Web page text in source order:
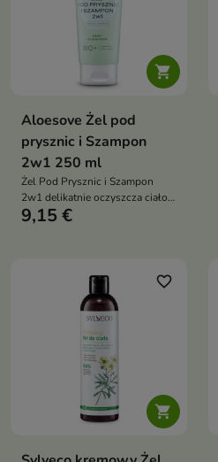

Aloesove Żel pod
prysznic i Szampon
2w1 250 ml
Żel Pod Prysznic i Szampon
2w1 delikatnie oczyszcza ciało i
włosy, wspiera nawilżenie skóry
antyoksydacyjny ACGG
9,15 €

favorite_border